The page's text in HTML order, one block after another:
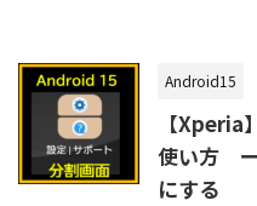
Android15
【
使い方
にする